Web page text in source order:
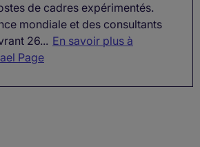
de cadres expérimentés.
mondiale et des consultants
26... En savoir plus à
Page